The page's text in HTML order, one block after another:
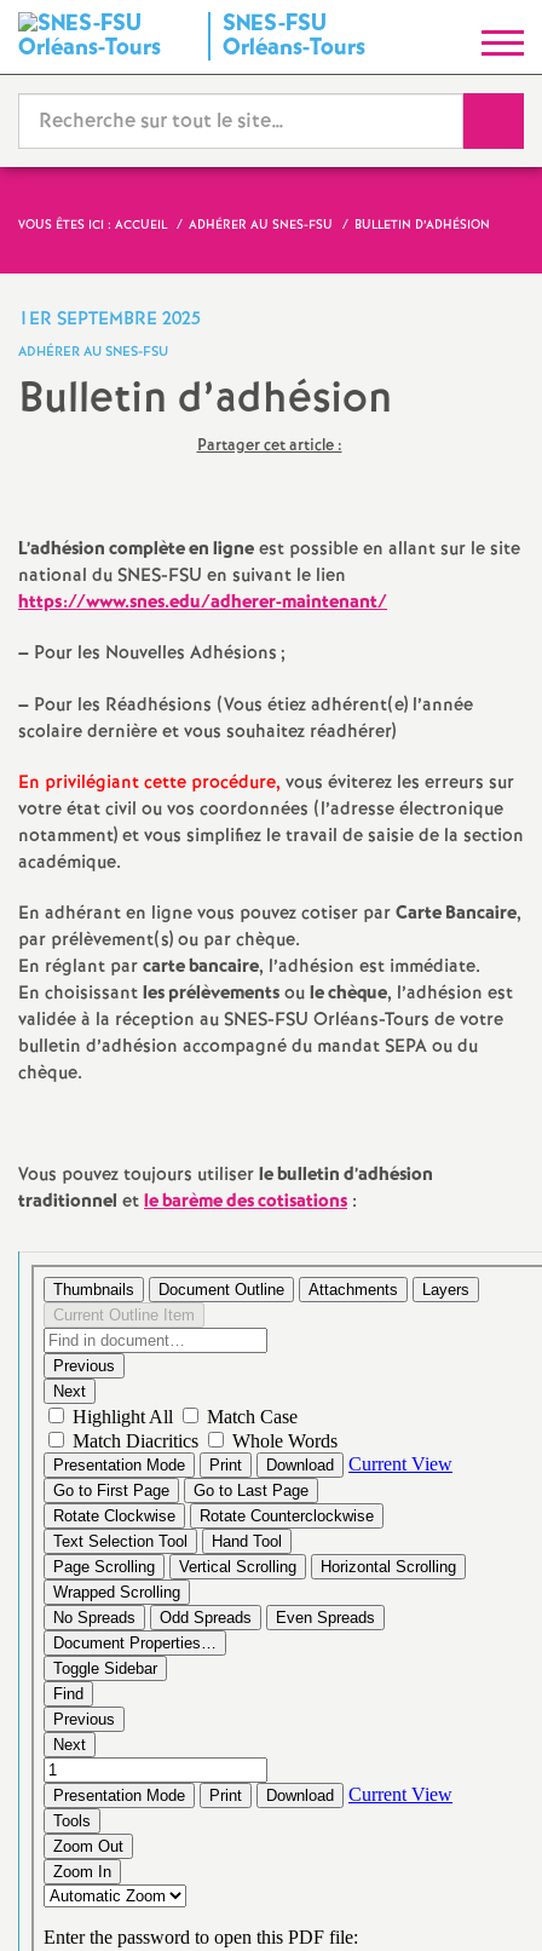
SNES-FSU
Orléans-Tours
y
n
d
i
a
N
i
o
n
a
l
d
s
n
i
n
e
VOUS ÊTES ICI : ACCUEIL ADHÉRER AU SNES-FSU BULLETIN D’ADHÉSION
1ER SEPTEMBRE 2025
ADHÉRER AU SNES-FSU
Bulletin d’adhésion
Partager cet article :
L’adhésion complète en ligneest possible en allant sur le site
national du SNES-FSU en suivant le lien
https://www.snes.edu/adherer-maintenant/
– Pour les Nouvelles Adhésions;
– Pour les Réadhésions (Vous étiez adhérent(e) l’année
scolaire dernière et vous souhaitez réadhérer)
En privilégiant cette procédure, vous éviterez les erreurs sur
votre état civil ou vos coordonnées (l’adresse électronique
notamment) et vous simplifiez le travail de saisie de la section
académique.
En adhérant en ligne vous pouvez cotiser parCarte Bancaire,
par prélèvement(s) ou par chèque.
En réglant parcarte bancaire, l’adhésion est immédiate.
En choisissantles prélèvementsoule chèque, l’adhésion est
validée à la réception au SNES-FSU Orléans-Tours de votre
bulletin d’adhésion accompagné du mandat SEPA ou du
chèque.
Vous pouvez toujours utiliserle bulletin d’adhésion
traditionneletle barème des cotisations :